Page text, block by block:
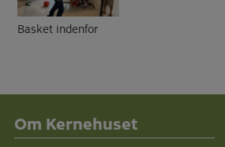
Basket indenfor
Om Kernehuset